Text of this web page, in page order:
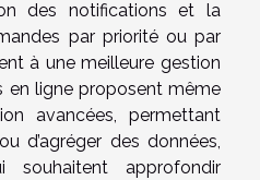
des notifications et la
par priorité ou par
à une meilleure gestion
en ligne proposent même
avancées, permettant
d’agréger des données,
approfondir